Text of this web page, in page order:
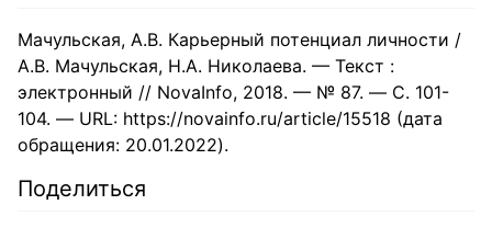
Мачульская, А.В. Карьерный потенциал личности /
А.В. Мачульская, Н.А. Николаева. — Текст :
электронный // NovaInfo, 2018. — № 87. — С. 101-
104. — URL: https://novainfo.ru/article/15518 (дата
обращения: 20.01.2022).
Поделиться